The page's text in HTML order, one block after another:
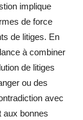
implique
de force
de litiges. En
à combiner
de litiges
ou des
avec
aux bonnes